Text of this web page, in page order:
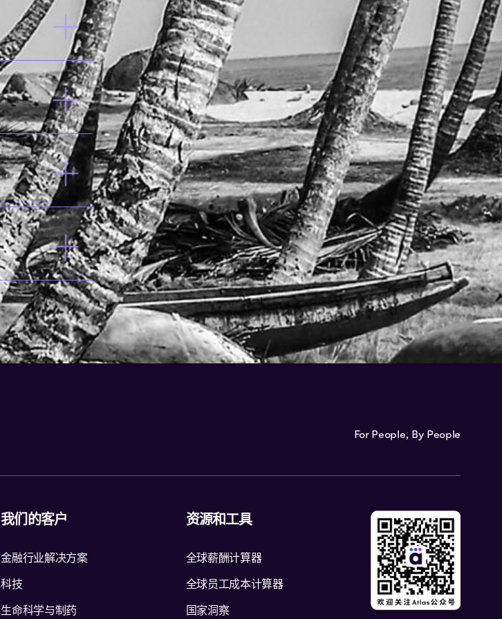
ILO
76.8%劳动参与率
47.4%女性劳动人口比例
45% 医疗服务接入
For People, By People
我们的客户
金融行业解决方案
科技
生命科学与制药
资源和工具
全球薪酬计算器
全球员工成本计算器
国家洞察